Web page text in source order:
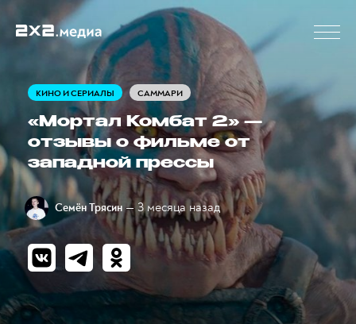
КИНО И СЕРИАЛЫ САММАРИ
«Мортал Комбат 2» —
отзывы о фильме от
западной прессы
Семён Трясин — 3 месяца назад